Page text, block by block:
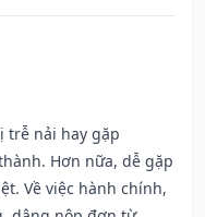
trễ nải hay gặp
Hơn nữa, dễ gặp
Về việc hành chính,